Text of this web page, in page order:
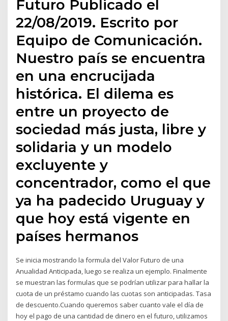
Futuro Publicado el
22/08/2019. Escrito por
Equipo de Comunicación.
Nuestro país se encuentra
en una encrucijada
histórica. El dilema es
entre un proyecto de
sociedad más justa, libre y
solidaria y un modelo
excluyente y
concentrador, como el que
ya ha padecido Uruguay y
que hoy está vigente en
países hermanos
Se inicia mostrando la formula del Valor Futuro de una
Anualidad Anticipada, luego se realiza un ejemplo. Finalmente
se muestran las formulas que se podrían utilizar para hallar la
cuota de un préstamo cuando las cuotas son anticipadas. Tasa
de descuento.Cuando queremos saber cuanto vale el día de
hoy el pago de una cantidad de dinero en el futuro, utilizamos